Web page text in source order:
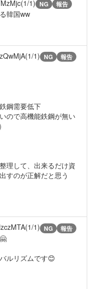
1) NG 報告
韓国ww
1) NG 報告
鋼需要低下
ので高機能鉄鋼が無い
理して、出来るだけ資
すのが正解だと思う
1) NG 報告
ルリズムです😊